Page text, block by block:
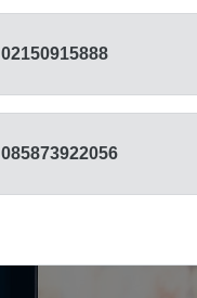
02150915888
085873922056